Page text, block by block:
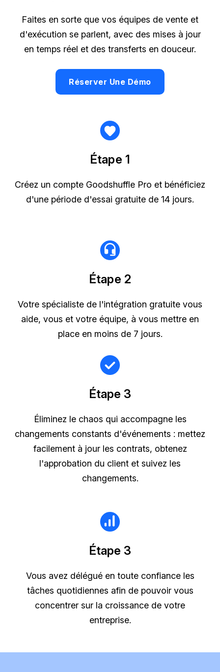
Faites en sorte que vos équipes de vente et
d'exécution se parlent, avec des mises à jour
en temps réel et des transferts en douceur.
Réserver Une Démo
Étape 1
Créez un compte Goodshuffle Pro et bénéficiez
d'une période d'essai gratuite de 14 jours.
Étape 2
Votre spécialiste de l'intégration gratuite vous
aide, vous et votre équipe, à vous mettre en
place en moins de 7 jours.
Étape 3
Éliminez le chaos qui accompagne les
changements constants d'événements : mettez
facilement à jour les contrats, obtenez
l'approbation du client et suivez les
changements.
Étape 3
Vous avez délégué en toute confiance les
tâches quotidiennes afin de pouvoir vous
concentrer sur la croissance de votre
entreprise.